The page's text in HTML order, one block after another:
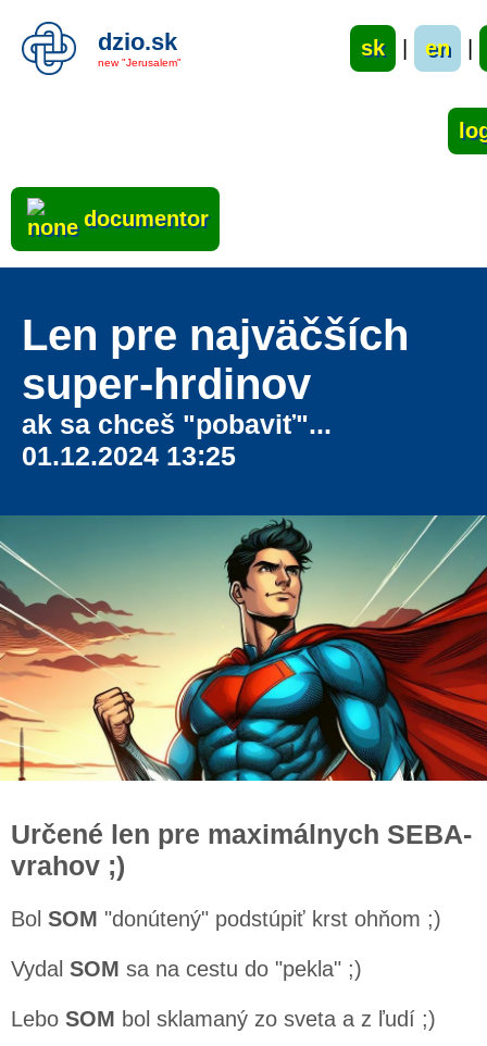
dzio.sk
new "Jerusalem"
sk en
documentor
Len pre najväčších
super-hrdinov
ak sa chceš "pobaviť"...
01.12.2024 13:25
Určené len pre maximálnych SEBA-
vrahov ;)
Bol SOM "donútený" podstúpiť krst ohňom ;)
Vydal SOM sa na cestu do "pekla" ;)
Lebo SOM bol sklamaný zo sveta a z ľudí ;)